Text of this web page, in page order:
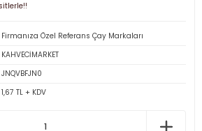
Firmanıza Özel Referans Çay Markaları
KAHVECİMARKET
JNQVBFJN0
1,67 TL + KDV